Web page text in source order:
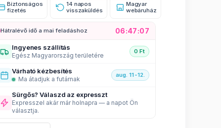
Biztonságos
fizetés
14 napos
visszaküldés
Magyar
webáruház
Hátralévő idő a mai feladáshoz 06:47:06
Ingyenes szállítás
Egész Magyarország területére
0 Ft
Várható kézbesítés
Ma átadjuk a futárnak
aug. 11-12.
Sürgős? Válaszd az expresszt
Expresszel akár már holnapra — a napot Ön
választja.